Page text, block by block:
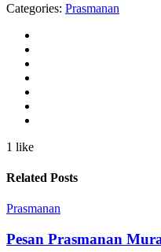
Categories: Prasmanan
1 like
Related Posts
Prasmanan
Pesan Prasmanan